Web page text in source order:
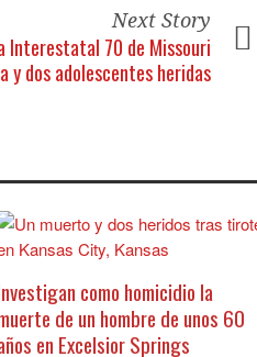
Next Story
Interestatal 70 de Missouri
y dos adolescentes heridas
como homicidio la
de un hombre de unos 60
en Excelsior Springs